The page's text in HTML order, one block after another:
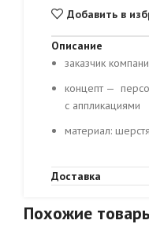
Добавить в
Описание
заказчик
концепт —
с аппликациями
материал:
Доставка
Похожие